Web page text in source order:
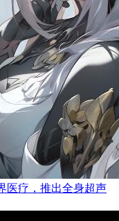
医疗，推出全身超声